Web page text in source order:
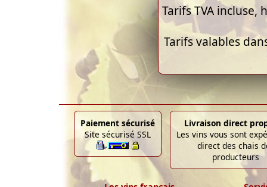
Tarifs TVA
Tarifs valables
Paiement sécurisé
Site sécurisé SSL
Livraison direct
Les vins vous sont
direct des chais
producteurs